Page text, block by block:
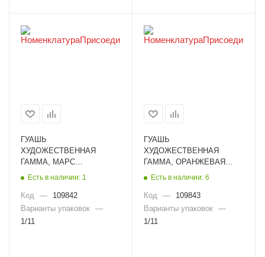
ГУАШЬ
ХУДОЖЕСТВЕННАЯ
ГАММА, МАРС
КОРИЧНЕВЫЙ ТЕМНЫЙ,
Есть в наличии: 1
Код —
109842
Варианты упаковок —
1/11
ГУАШЬ
ХУДОЖЕСТВЕННАЯ
ГАММА, ОРАНЖЕВАЯ
СВЕТЛАЯ, 110МЛ
Есть в наличии: 6
Код —
109843
Варианты упаковок —
1/11